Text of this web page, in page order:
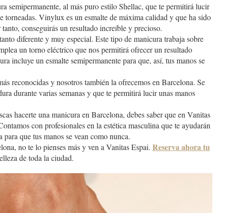
semipermanente, al más puro estilo Shellac, que te permitirá lucir
torneadas. Vinylux es un esmalte de máxima calidad y que ha sido
conseguirás un resultado increíble y precioso.
diferente y muy especial. Este tipo de manicura trabaja sobre
un torno eléctrico que nos permitirá ofrecer un resultado
incluye un esmalte semipermanente para que, así, tus manos se
reconocidas y nosotros también la ofrecemos en Barcelona. Se
durante varias semanas y que te permitirá lucir unas manos
hacerte una manicura en Barcelona, debes saber que en Vanitas
con profesionales en la estética masculina que te ayudarán
que tus manos se vean como nunca.
no te lo pienses más y ven a Vanitas Espai. Reserva ahora tu
de toda la ciudad.